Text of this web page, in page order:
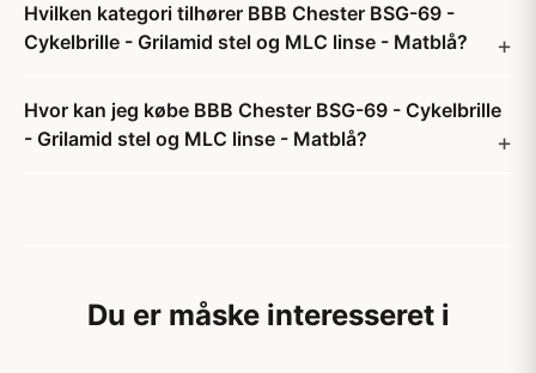
Hvilken kategori tilhører BBB Chester BSG-69 -
Cykelbrille - Grilamid stel og MLC linse - Matblå?
Hvor kan jeg købe BBB Chester BSG-69 - Cykelbrille
- Grilamid stel og MLC linse - Matblå?
Du er måske interesseret i